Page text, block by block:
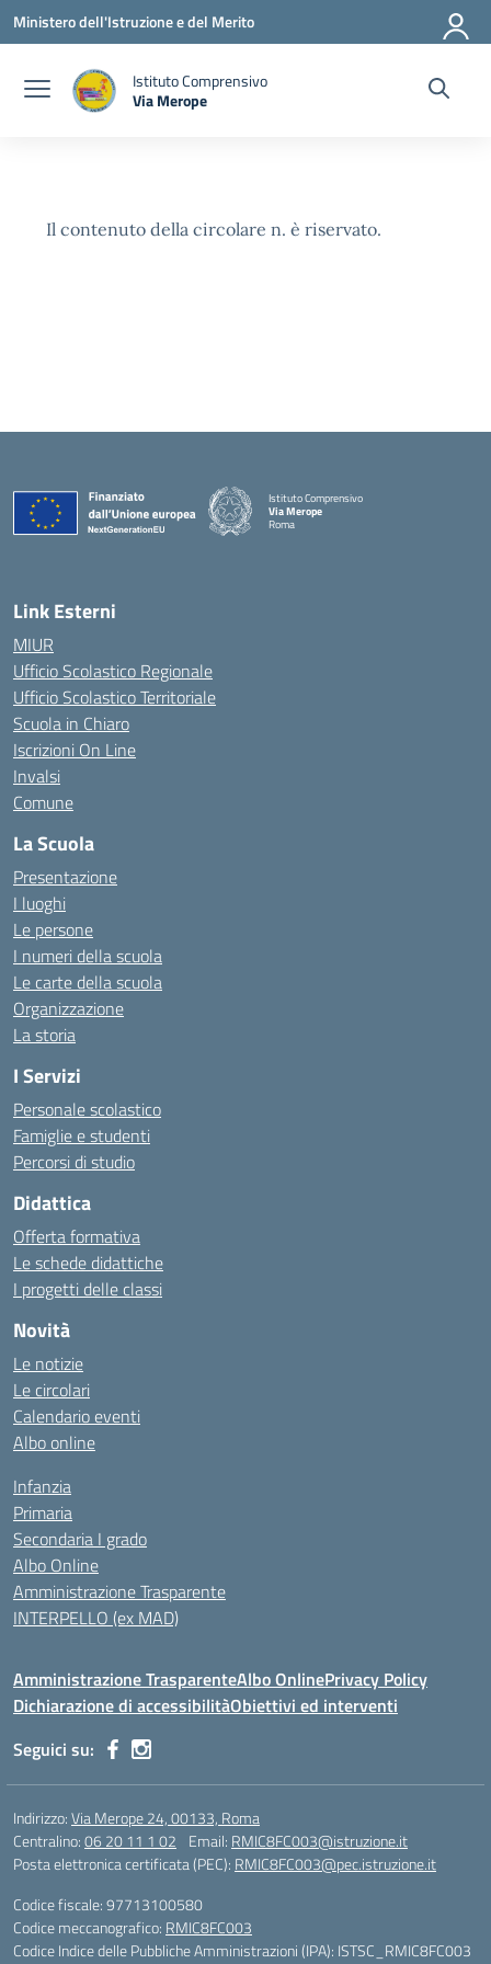
Vai ai contenuti
Vai al menu di navigazione
Vai al footer
Ministero dell'Istruzione e del Merito
Istituto Comprensivo
Via Merope
Il contenuto della circolare n. è riservato.
Istituto Comprensivo
Via Merope
Roma
Link Esterni
MIUR
Ufficio Scolastico Regionale
Ufficio Scolastico Territoriale
Scuola in Chiaro
Iscrizioni On Line
Invalsi
Comune
La Scuola
Presentazione
I luoghi
Le persone
I numeri della scuola
Le carte della scuola
Organizzazione
La storia
I Servizi
Personale scolastico
Famiglie e studenti
Percorsi di studio
Didattica
Offerta formativa
Le schede didattiche
I progetti delle classi
Novità
Le notizie
Le circolari
Calendario eventi
Albo online
Infanzia
Primaria
Secondaria I grado
Albo Online
Amministrazione Trasparente
INTERPELLO (ex MAD)
Amministrazione TrasparenteAlbo OnlinePrivacy Policy
Dichiarazione di accessibilitàObiettivi ed interventi
Seguici su:
Indirizzo:Via Merope 24, 00133, Roma
Centralino:06 20 11 1 02 Email: RMIC8FC003@istruzione.it
Posta elettronica certificata (PEC): RMIC8FC003@pec.istruzione.it
Codice fiscale: 97713100580
Codice meccanografico: RMIC8FC003
Codice Indice delle Pubbliche Amministrazioni (IPA): ISTSC_RMIC8FC003